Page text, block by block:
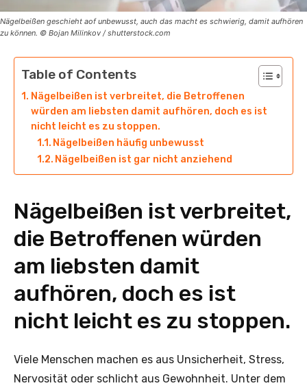
Nägelbeißen geschieht aof unbewusst, auch das macht es schwierig, damit aufhören
zu können. © Bojan Milinkov / shutterstock.com
Table of Contents
Nägelbeißen ist verbreitet, die Betroffenen
würden am liebsten damit aufhören, doch es ist
nicht leicht es zu stoppen.
Nägelbeißen häufig unbewusst
Nägelbeißen ist gar nicht anziehend
Nägelbeißen ist verbreitet,
die Betroffenen würden
am liebsten damit
aufhören, doch es ist
nicht leicht es zu stoppen.
Viele Menschen machen es aus Unsicherheit, Stress,
Nervosität oder schlicht aus Gewohnheit. Unter dem